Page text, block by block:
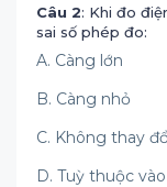
Câu 2: Khi đo
sai số phép đo:
A. Càng lớn
B. Càng nhỏ
C. Không thay
D. Tuỳ thuộc